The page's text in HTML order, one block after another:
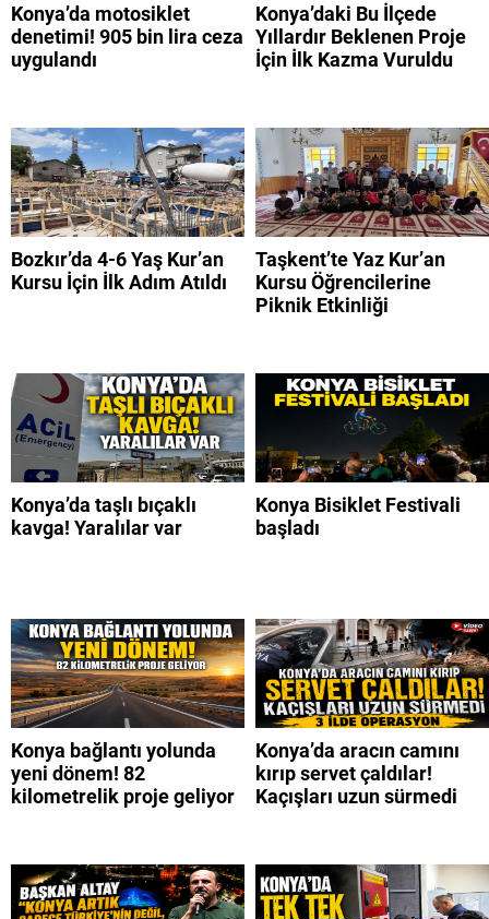
Konya’da motosiklet
denetimi! 905 bin lira ceza
uygulandı
Konya’daki Bu İlçede
Yıllardır Beklenen Proje
İçin İlk Kazma Vuruldu
Bozkır’da 4-6 Yaş Kur’an
Kursu İçin İlk Adım Atıldı
Taşkent’te Yaz Kur’an
Kursu Öğrencilerine
Piknik Etkinliği
Konya’da taşlı bıçaklı
kavga! Yaralılar var
Konya Bisiklet Festivali
başladı
Konya bağlantı yolunda
yeni dönem! 82
kilometrelik proje geliyor
Konya’da aracın camını
kırıp servet çaldılar!
Kaçışları uzun sürmedi